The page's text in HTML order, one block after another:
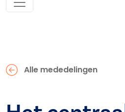
Alle mededelingen